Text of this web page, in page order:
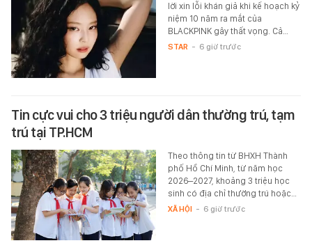
lời xin lỗi khán giả khi kế hoạch kỷ
niệm 10 năm ra mắt của
BLACKPINK gây thất vọng. Cả…
STAR - 6 giờ trước
Tin cực vui cho 3 triệu người dân thường trú, tạm
trú tại TP.HCM
Theo thông tin từ BHXH Thành
phố Hồ Chí Minh, từ năm học
2026–2027, khoảng 3 triệu học
sinh có địa chỉ thường trú hoặc…
XÃ HỘI - 6 giờ trước